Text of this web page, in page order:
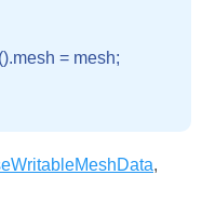
= mesh;
,